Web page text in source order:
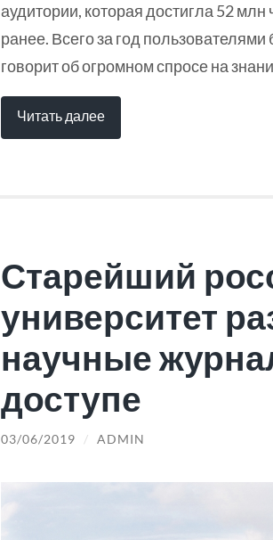
аудитории, которая достигла 52
ранее. Всего за год
говорит об огромном спросе на
Читать далее
Старейший
университет
научные
доступе
03/06/2019 / ADMIN